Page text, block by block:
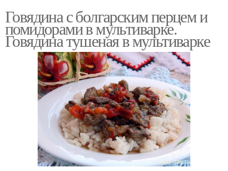
Говядина с болгарским перцем и
помидорами в мультиварке.
Говядина тушеная в мультиварке